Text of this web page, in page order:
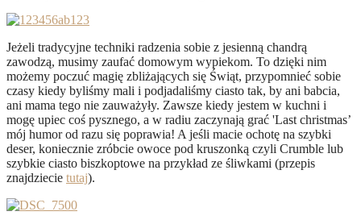
Jeżeli tradycyjne techniki radzenia sobie z jesienną chandrą
zawodzą, musimy zaufać domowym wypiekom. To dzięki nim
możemy poczuć magię zbliżających się Świąt, przypomnieć sobie
czasy kiedy byliśmy mali i podjadaliśmy ciasto tak, by ani babcia,
ani mama tego nie zauważyły. Zawsze kiedy jestem w kuchni i
mogę upiec coś pysznego, a w radiu zaczynają grać 'Last christmas’
mój humor od razu się poprawia! A jeśli macie ochotę na szybki
deser, koniecznie zróbcie owoce pod kruszonką czyli Crumble lub
szybkie ciasto biszkoptowe na przykład ze śliwkami (przepis
znajdziecie tutaj).